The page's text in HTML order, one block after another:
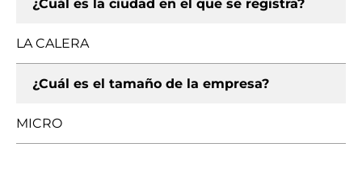
¿Cuál es la ciudad en el que se registra?
LA CALERA
¿Cuál es el tamaño de la empresa?
MICRO